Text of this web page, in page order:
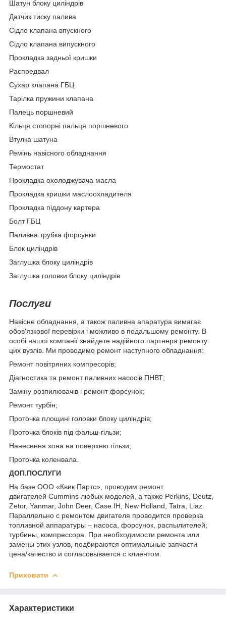
Шатун блоку циліндрів
Датчик тиску палива
Сідло клапана впускного
Сідло клапана випускного
Прокладка задньої кришки
Распредвал
Сухар клапана ГБЦ
Тарілка пружини клапана
Палець поршневий
Кільця стопорні пальця поршневого
Втулка шатуна
Ремінь навісного обладнання
Термостат
Прокладка охолоджувача масла
Прокладка кришки маслоохладителя
Прокладка піддону картера
Болт ГБЦ
Паливна трубка форсунки
Блок циліндрів
Заглушка блоку циліндрів
Заглушка головки блоку циліндрів
Послуги
Навісне обладнання, а також паливна апаратура вимагає
обов'язкової перевірки і можливо в подальшому ремонту. В
особі нашої компанії знайдете надійного партнера ремонту
цих вузлів. Ми проводимо ремонт наступного обладнання:
Ремонт повітряних компресорів;
Діагностика та ремонт паливних насосів ПНВТ;
Заміну розпилювачів і ремонт форсунок;
Ремонт турбін;
Проточка площині головки блоку циліндрів;
Проточка блоків під фальш-гільзи;
Нанесення хона на поверхню гільзи;
Проточка коленвала.
ДОП.ПОСЛУГИ
На базе ООО «Квик Партс», проводим ремонт
двигателей Cummins любых моделей, а также Perkins, Deutz,
Zetor, Yanmar, John Deer, Case IH, New Holland, Tatra, Liaz.
Параллельно с ремонтом двигателя проводится проверка
топливной аппаратуры – насоса, форсунок, распылителей;
турбины, компрессора. При необходимости ремонта или
замены этих узлов, подбираются оптимальные запчасти
цена/качество и согласовывается с клиентом.
Приховати
Характеристики